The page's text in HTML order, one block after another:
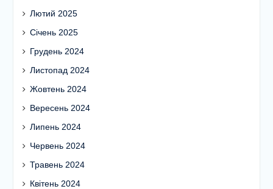
Лютий 2025
Січень 2025
Грудень 2024
Листопад 2024
Жовтень 2024
Вересень 2024
Липень 2024
Червень 2024
Травень 2024
Квітень 2024